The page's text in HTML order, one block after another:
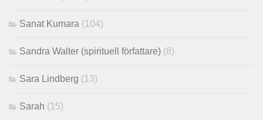
Sanat Kumara (104)
Sandra Walter (spirituell författare) (8)
Sara Lindberg (13)
Sarah (15)